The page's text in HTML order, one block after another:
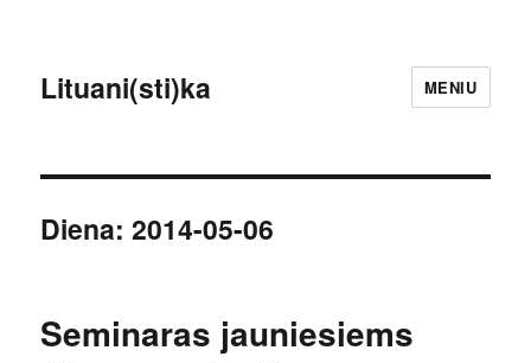
Lituani(sti)ka MENIU
Diena:2014-05-06
Seminaras jauniesiems